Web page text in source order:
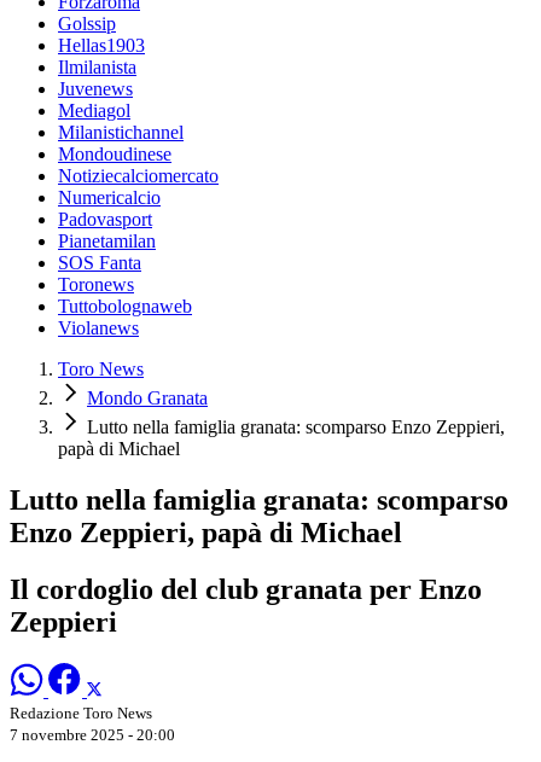
Golssip
Hellas1903
Ilmilanista
Juvenews
Mediagol
Milanistichannel
Mondoudinese
Notiziecalciomercato
Numericalcio
Padovasport
Pianetamilan
SOS Fanta
Toronews
Tuttobolognaweb
Violanews
Toro News
Mondo Granata
Lutto nella famiglia granata: scomparso Enzo Zeppieri,
papà di Michael
Lutto nella famiglia granata: scomparso
Enzo Zeppieri, papà di Michael
Il cordoglio del club granata per Enzo
Zeppieri
Redazione Toro News
7 novembre 2025 - 20:00